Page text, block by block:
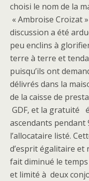
choisi le nom de la
« Ambroise Croizat
discussion a été
peu enclins à
terre à terre et
puisqu’ils ont
délivrés dans la
de la caisse de
GDF, et la gratuité
ascendants pendant
l’allocataire listé.
d’esprit égalitaire
fait diminué le
et limité à deux